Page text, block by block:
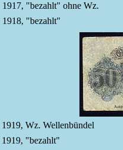
1917, "bezahlt" ohne Wz.
1918, "bezahlt"
1919, Wz. Wellenbündel
1919, "bezahlt"